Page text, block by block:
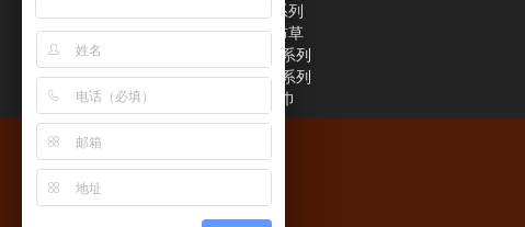
浴袍系列
会晤布草
羽绒被系列
蚕丝被系列
床尾巾